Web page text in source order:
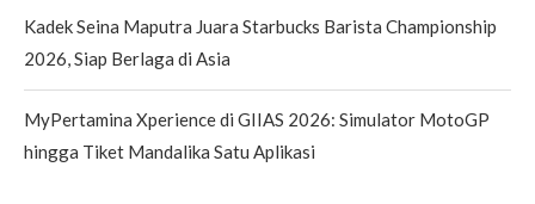
Kadek Seina Maputra Juara Starbucks Barista Championship
2026, Siap Berlaga di Asia
MyPertamina Xperience di GIIAS 2026: Simulator MotoGP
hingga Tiket Mandalika Satu Aplikasi